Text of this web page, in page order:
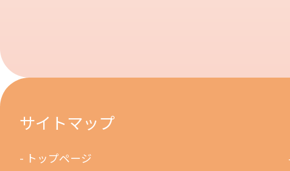
サイトマップ
トップページ